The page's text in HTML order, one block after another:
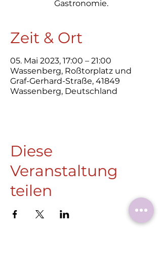
Gastronomie.
Zeit & Ort
05. Mai 2023, 17:00 – 21:00
Wassenberg, Roßtorplatz und
Graf-Gerhard-Straße, 41849
Wassenberg, Deutschland
Diese
Veranstaltung
teilen